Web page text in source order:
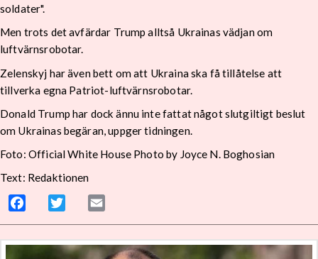
soldater".
Men trots det avfärdar Trump alltså Ukrainas vädjan om
luftvärnsrobotar.
Zelenskyj har även bett om att Ukraina ska få tillåtelse att
tillverka egna Patriot-luftvärnsrobotar.
Donald Trump har dock ännu inte fattat något slutgiltigt beslut
om Ukrainas begäran, uppger tidningen.
Foto: Official White House Photo by Joyce N. Boghosian
Text: Redaktionen
Facebook Twitter